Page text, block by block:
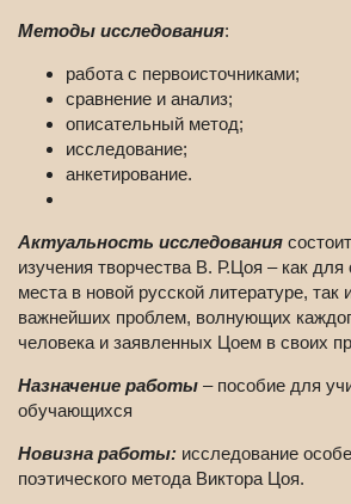
Методы исследования:
работа с первоисточниками;
сравнение и анализ;
описательный метод;
исследование;
анкетирование.
Актуальность исследования
изучения творчества В. Р.Цоя – как для
места в новой русской литературе,
важнейших проблем, волнующих
человека и заявленных Цоем в своих
Назначение работы – пособие для
обучающихся
Новизна работы: исследование
поэтического метода Виктора Цоя.